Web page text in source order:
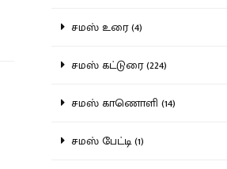
சமஸ் உரை (4)
சமஸ் கட்டுரை (224)
சமஸ் காணொளி (14)
சமஸ் பேட்டி (1)